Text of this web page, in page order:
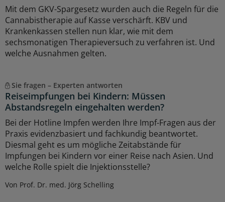
Mit dem GKV-Spargesetz wurden auch die Regeln für die
Cannabistherapie auf Kasse verschärft. KBV und
Krankenkassen stellen nun klar, wie mit dem
sechsmonatigen Therapieversuch zu verfahren ist. Und
welche Ausnahmen gelten.
Sie fragen – Experten antworten
Reiseimpfungen bei Kindern: Müssen
Abstandsregeln eingehalten werden?
Bei der Hotline Impfen werden Ihre Impf-Fragen aus der
Praxis evidenzbasiert und fachkundig beantwortet.
Diesmal geht es um mögliche Zeitabstände für
Impfungen bei Kindern vor einer Reise nach Asien. Und
welche Rolle spielt die Injektionsstelle?
Von Prof. Dr. med. Jörg Schelling